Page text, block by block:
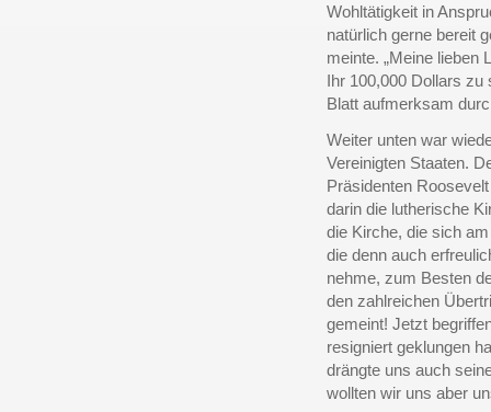
Wohltätigkeit in
natürlich gerne bereit
meinte. „Meine lieben
Ihr 100,000 Dollars
Blatt aufmerksam
Weiter unten war
Vereinigten Staaten.
Präsidenten
darin die lutherische
die Kirche, die sich
die denn auch
nehme, zum Besten
den zahlreichen
gemeint! Jetzt
resigniert geklungen
drängte uns auch
wollten wir uns aber